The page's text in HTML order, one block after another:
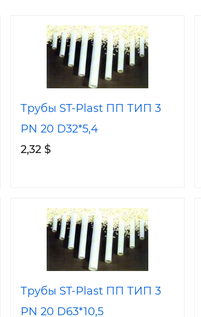
Трубы ST-Plast ПП ТИП 3
PN 20 D32*5,4
2,32 $
Трубы ST-Plast ПП ТИП 3
PN 20 D63*10,5